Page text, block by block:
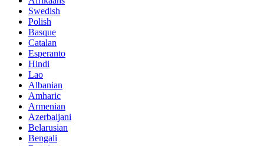
Swedish
Polish
Basque
Catalan
Esperanto
Hindi
Lao
Albanian
Amharic
Armenian
Azerbaijani
Belarusian
Bengali